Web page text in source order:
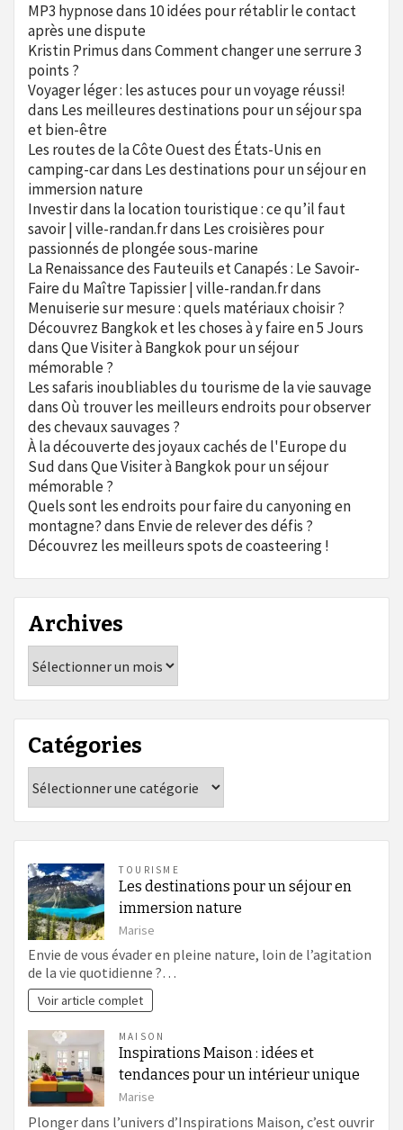
MP3 hypnosedans 10 idées pour rétablir le contact
après une dispute
Kristin PrimusdansComment changer une serrure 3
points ?
Voyager léger : les astuces pour un voyage réussi!
dans Les meilleures destinations pour un séjour spa
et bien-être
Les routes de la Côte Ouest des États-Unis en
camping-cardans Les destinations pour un séjour en
immersion nature
Investir dans la location touristique : ce qu’il faut
savoir | ville-randan.frdans Les croisières pour
passionnés de plongée sous-marine
La Renaissance des Fauteuils et Canapés : Le Savoir-
Faire du Maître Tapissier | ville-randan.frdans
Menuiserie sur mesure : quels matériaux choisir ?
Découvrez Bangkok et les choses à y faire en 5 Jours
dansQue Visiter à Bangkok pour un séjour
mémorable ?
Les safaris inoubliables du tourisme de la vie sauvage
dansOù trouver les meilleurs endroits pour observer
des chevaux sauvages ?
À la découverte des joyaux cachés de l'Europe du
SuddansQue Visiter à Bangkok pour un séjour
mémorable ?
Quels sont les endroits pour faire du canyoning en
montagne?dans Envie de relever des défis ?
Découvrez les meilleurs spots de coasteering !
Archives
Catégories
TOURISME
Les destinations pour un séjour en
immersion nature
Marise
Envie de vous évader en pleine nature, loin de l’agitation
de la vie quotidienne ?…
Voir article complet
MAISON
Inspirations Maison : idées et
tendances pour un intérieur unique
Marise
Plonger dans l’univers d’Inspirations Maison, c’est ouvrir